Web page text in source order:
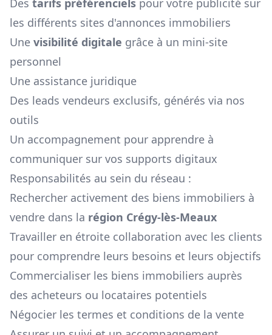
Des tarifs préférenciels pour votre publicité sur
les différents sites d'annonces immobiliers
Une visibilité digitale grâce à un mini-site
personnel
Une assistance juridique
Des leads vendeurs exclusifs, générés via nos
outils
Un accompagnement pour apprendre à
communiquer sur vos supports digitaux
Responsabilités au sein du réseau :
Rechercher activement des biens immobiliers à
vendre dans la région Crégy-lès-Meaux
Travailler en étroite collaboration avec les clients
pour comprendre leurs besoins et leurs objectifs
Commercialiser les biens immobiliers auprès
des acheteurs ou locataires potentiels
Négocier les termes et conditions de la vente